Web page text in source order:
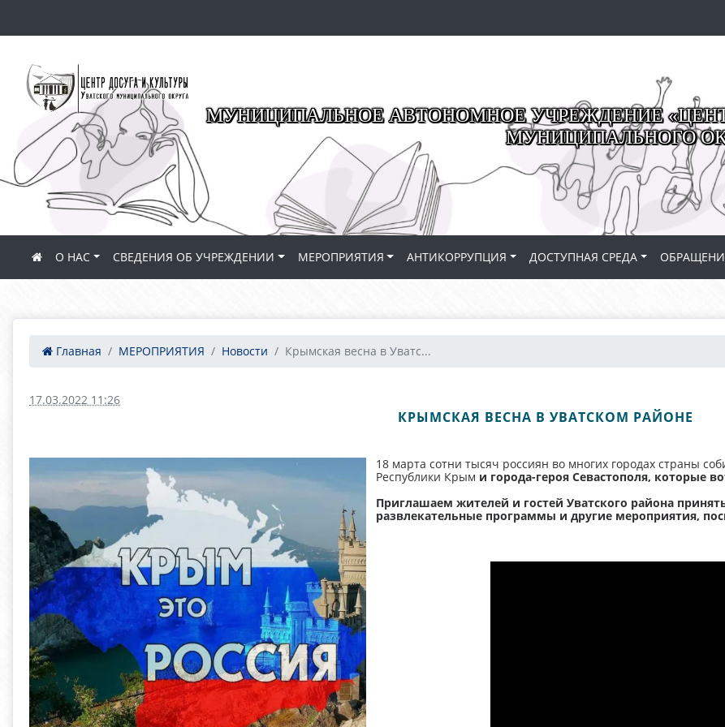
МУНИЦИПАЛЬНОЕ АВТОНОМНОЕ УЧРЕЖДЕНИЕ
МУНИЦИПАЛЬНОГО
О НАС СВЕДЕНИЯ ОБ УЧРЕЖДЕНИИ МЕРОПРИЯТИЯ АНТИКОРРУПЦИЯ ДОСТУПНАЯ СРЕДА
Главная МЕРОПРИЯТИЯ Новости Крымская весна в Уватс...
17.03.2022 11:26
КРЫМСКАЯ ВЕСНА В УВАТСКОМ РАЙОНЕ
18 марта сотни тысяч россиян во многих городах страны
Республики Крым и города-героя Севастополя, которые
Приглашаем жителей и гостей Уватского района
развлекательные программы и другие мероприятия,